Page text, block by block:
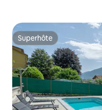
Superhôte
Superhôte